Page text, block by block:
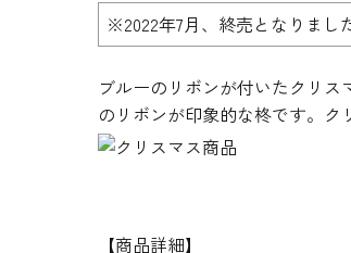
※2022年7月、終売となりまし
ブルーのリボンが付いたクリ
のリボンが印象的な柊です。ク
【商品詳細】